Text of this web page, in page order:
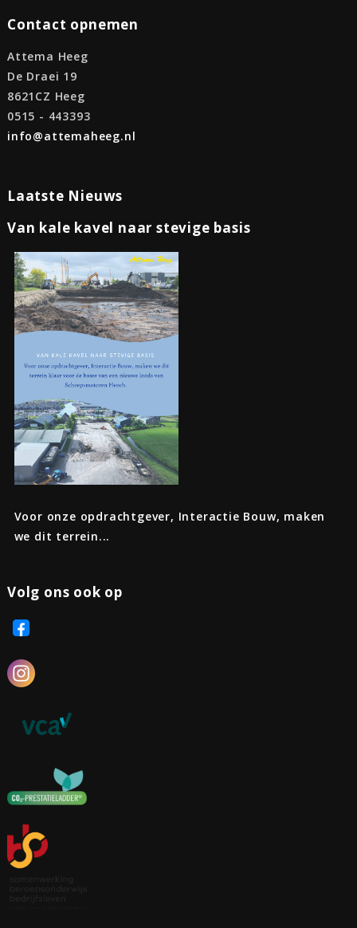
Contact opnemen
Attema Heeg
De Draei 19
8621CZ Heeg
0515 - 443393
info@attemaheeg.nl
Laatste Nieuws
Van kale kavel naar stevige basis
Voor onze opdrachtgever, Interactie Bouw, maken
we dit terrein...
Volg ons ook op